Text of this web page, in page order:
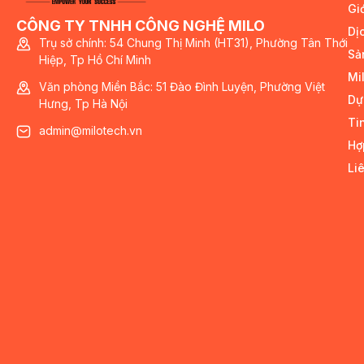
CÔNG TY TNHH CÔNG NGHỆ MILO
Trụ sở chính: 54 Chung Thị Minh (HT31), Phường Tân Thới
Hiệp, Tp Hồ Chí Minh
Văn phòng Miền Bắc: 51 Đào Đình Luyện, Phường Việt
Hưng, Tp Hà Nội
admin@milotech.vn